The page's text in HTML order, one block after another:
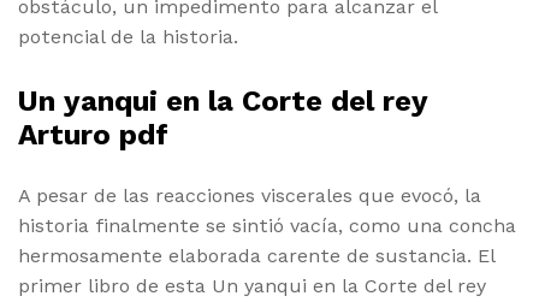
obstáculo, un impedimento para alcanzar el
potencial de la historia.
Un yanqui en la Corte del rey
Arturo pdf
A pesar de las reacciones viscerales que evocó, la
historia finalmente se sintió vacía, como una concha
hermosamente elaborada carente de sustancia. El
primer libro de esta Un yanqui en la Corte del rey